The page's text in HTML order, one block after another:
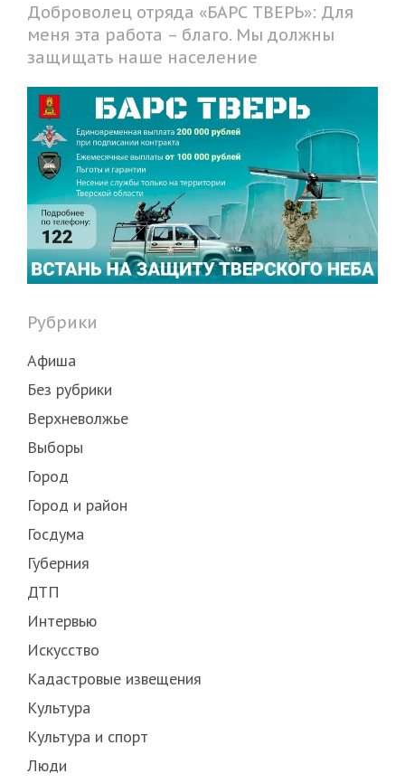
Доброволец отряда «БАРС ТВЕРЬ»: Для
меня эта работа – благо. Мы должны
защищать наше население
Рубрики
Афиша
Без рубрики
Верхневолжье
Выборы
Город
Город и район
Госдума
Губерния
ДТП
Интервью
Искусство
Кадастровые извещения
Культура
Культура и спорт
Люди